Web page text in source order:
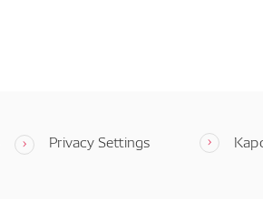
Privacy Settings